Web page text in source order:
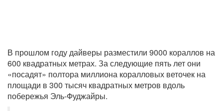
В прошлом году дайверы разместили 9000 кораллов на
600 квадратных метрах. За следующие пять лет они
«посадят» полтора миллиона коралловых веточек на
площади в 300 тысяч квадратных метров вдоль
побережья Эль-Фуджайры.